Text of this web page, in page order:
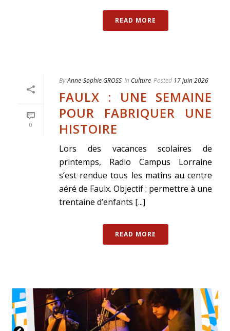
READ MORE
0
ByAnne-Sophie GROSS In Culture Posted 17 juin 2026
FAULX : UNE SEMAINE
POUR FABRIQUER UNE
HISTOIRE
Lors des vacances scolaires de
printemps, Radio Campus Lorraine
s’est rendue tous les matins au centre
aéré de Faulx. Objectif : permettre à une
trentaine d’enfants [...]
READ MORE